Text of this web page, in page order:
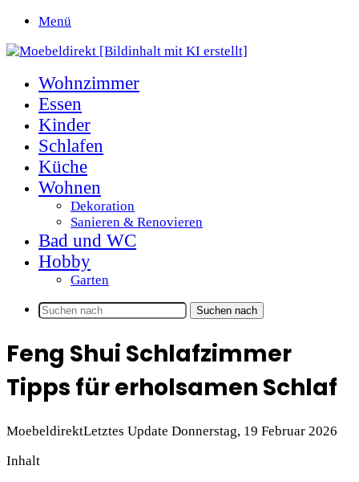
Menü
Wohnzimmer
Essen
Kinder
Schlafen
Küche
Wohnen
Dekoration
Sanieren & Renovieren
Bad und WC
Hobby
Garten
Suchen nach
Feng Shui Schlafzimmer
Tipps für erholsamen Schlaf
MoebeldirektLetztes Update Donnerstag, 19 Februar 2026
Inhalt